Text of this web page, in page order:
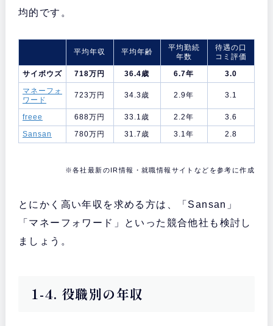
均的です。
平均年収 平均年齢
平均勤続
年数
待遇の口
コミ評価
サイボウズ
718万円 36.4歳 6.7年
3.0
マネーフォ
ワード
723万円 34.3歳 2.9年 3.1
freee 688万円 33.1歳 2.2年
3.6
Sansan
780万円 31.7歳 3.1年 2.8
※各社最新のIR情報・就職情報サイトなどを参考に作成
とにかく高い年収を求める方は、「Sansan」
「マネーフォワード」といった競合他社も検討し
ましょう。
1-4. 役職別の年収